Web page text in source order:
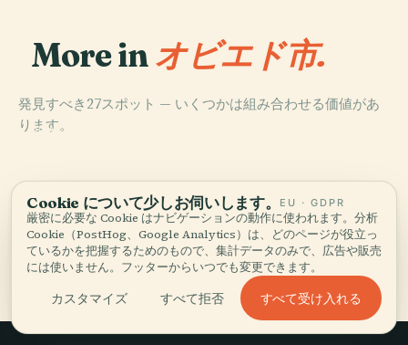
More inオビエド市.
発見すべき27スポット — いくつかは組み合わせる価値があ
ります。
PLACE
PLACE
オビエド市の全27 スポット
Cookie について少しお伺いします。 EU · GDPR
厳密に必要な Cookie はナビゲーションの動作に使われます。分析
Cookie（PostHog、Google Analytics）は、どのページが役立っ
ているかを把握するためのもので、集計データのみで、広告や販売
には使いません。フッターからいつでも変更できます。
カスタマイズ すべて拒否 すべて受け入れる